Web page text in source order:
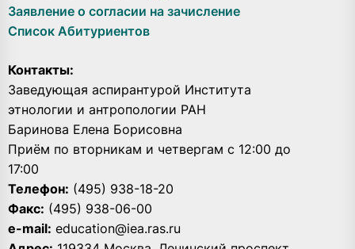
Заявление о согласии на зачисление
Список Абитуриентов
Контакты:
Заведующая аспирантурой Института
этнологии и антропологии РАН
Баринова Елена Борисовна
Приём по вторникам и четвергам с 12:00 до
17:00
Телефон: (495) 938-18-20
Факс: (495) 938-06-00
e-mail: education@iea.ras.ru